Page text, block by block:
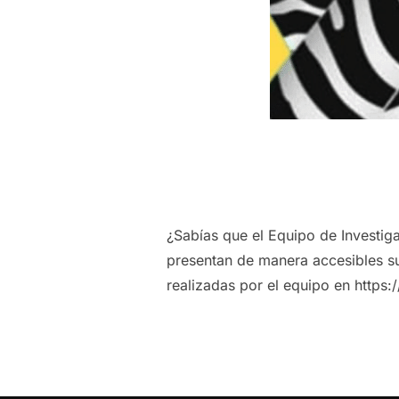
¿Sabías que el Equipo de
presentan de manera accesibles
realizadas por el equipo en